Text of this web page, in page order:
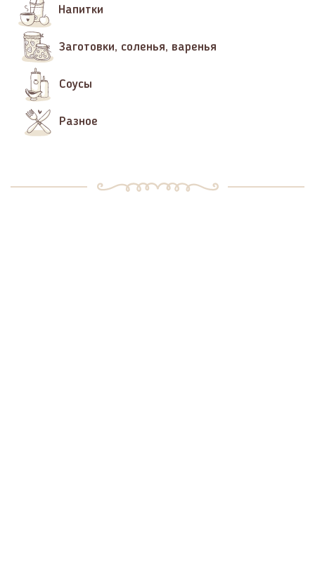
Напитки
Заготовки, соленья, варенья
Соусы
Разное